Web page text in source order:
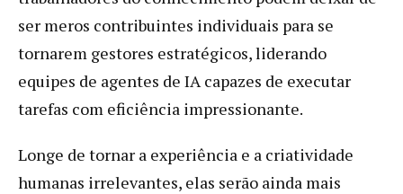
ser meros contribuintes individuais para se
tornarem gestores estratégicos, liderando
equipes de agentes de IA capazes de executar
tarefas com eficiência impressionante.
Longe de tornar a experiência e a criatividade
humanas irrelevantes, elas serão ainda mais